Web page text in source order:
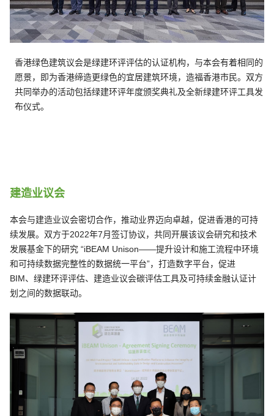
香港绿色建筑议会是绿建环评评估的认证机构，与本会有着相同的
愿景，即为香港缔造更绿色的宜居建筑环境，造福香港市民。双方
共同举办的活动包括绿建环评年度颁奖典礼及全新绿建环评工具发
布仪式。
建造业议会
本会与建造业议会密切合作，推动业界迈向卓越，促进香港的可持
续发展。双方于2022年7月签订协议，共同开展该议会研究和技术
发展基金下的研究 “iBEAM Unison——提升设计和施工流程中环境
和可持续数据完整性的数据统一平台”，打造数字平台，促进
BIM、绿建环评评估、建造业议会碳评估工具及可持续金融认证计
划之间的数据联动。